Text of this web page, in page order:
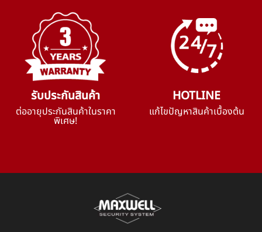
รับประกันสินค้า
ต่ออายุประกันสินค้าในราคา
พิเศษ!
HOTLINE
แก้ไขปัญหาสินค้าเบื้องต้น